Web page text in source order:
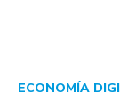
ECONOMÍA